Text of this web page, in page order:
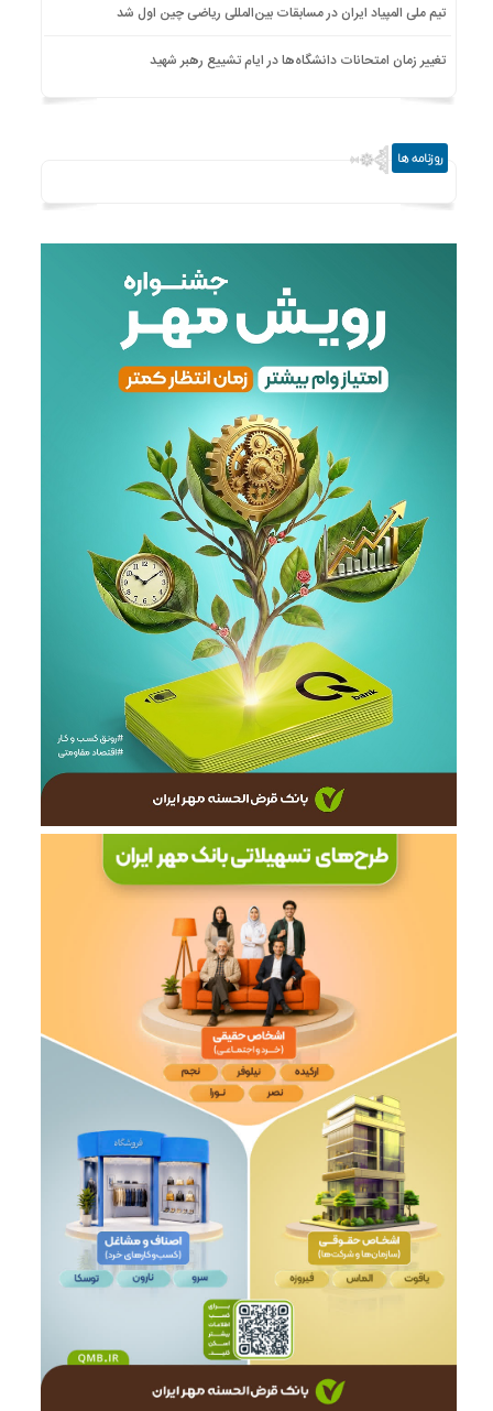
تیم ملی المپیاد ایران در مسابقات بین‌المللی ریاضی چین اول شد
تغییر زمان امتحانات دانشگاه‌ها در ایام تشییع رهبر شهید
روزنامه ها